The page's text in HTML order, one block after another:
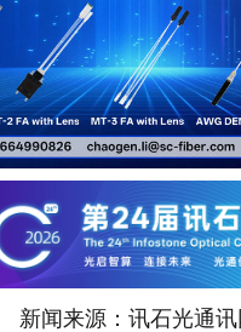
新闻来源：讯石光通讯